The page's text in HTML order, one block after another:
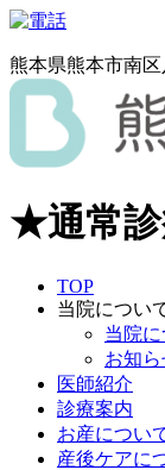
熊本県熊本市南区
★通常
TOP
当院につい
当院
お知
医師紹介
診療案内
お産につい
産後ケアに